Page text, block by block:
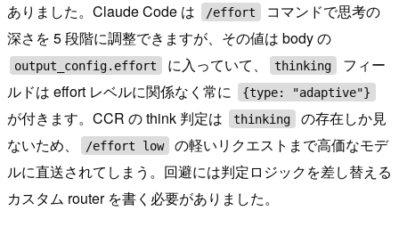
ありました。Claude Code は
/effort
コマンドで思考の
深さを 5 段階に調整できますが、その値は body の
output_config.effort に入っていて、 thinking
フィー
ルドは effort レベルに関係なく常に
{type: "adaptive"}
が付きます。CCR の think 判定は thinking
の存在しか見
ないため、
/effort low
の軽いリクエストまで高価なモデ
ルに直送されてしまう。回避には判定ロジックを差し替える
カスタム router を書く必要がありました。